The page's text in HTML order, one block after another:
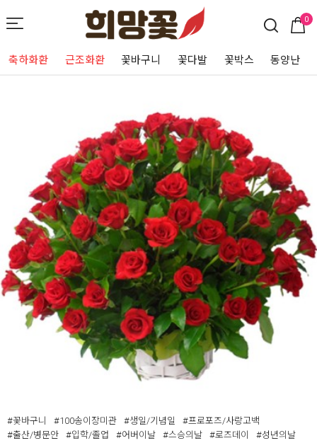
0
축하화환 근조화환 꽃바구니 꽃다발 꽃박스 동양난
#꽃바구니 #100송이장미관 #생일/기념일
#프로포즈/사랑고백
#출산/병문안
#입학/졸업 #어버이날 #스승의날 #로즈데이
#성년의날